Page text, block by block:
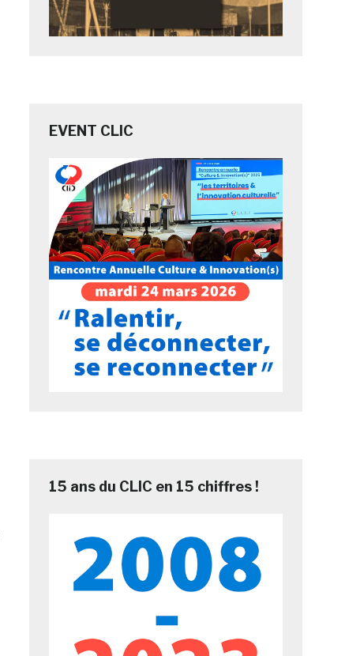
EVENT CLIC
15 ans du CLIC en 15 chiffres !